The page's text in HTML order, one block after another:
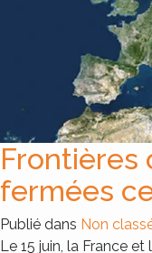
Frontières
fermées
Publié dans Non
Le 15 juin, la France